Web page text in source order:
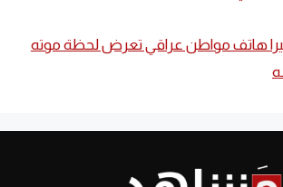
هاتف مواطن عراقي تعرض لحظة موته